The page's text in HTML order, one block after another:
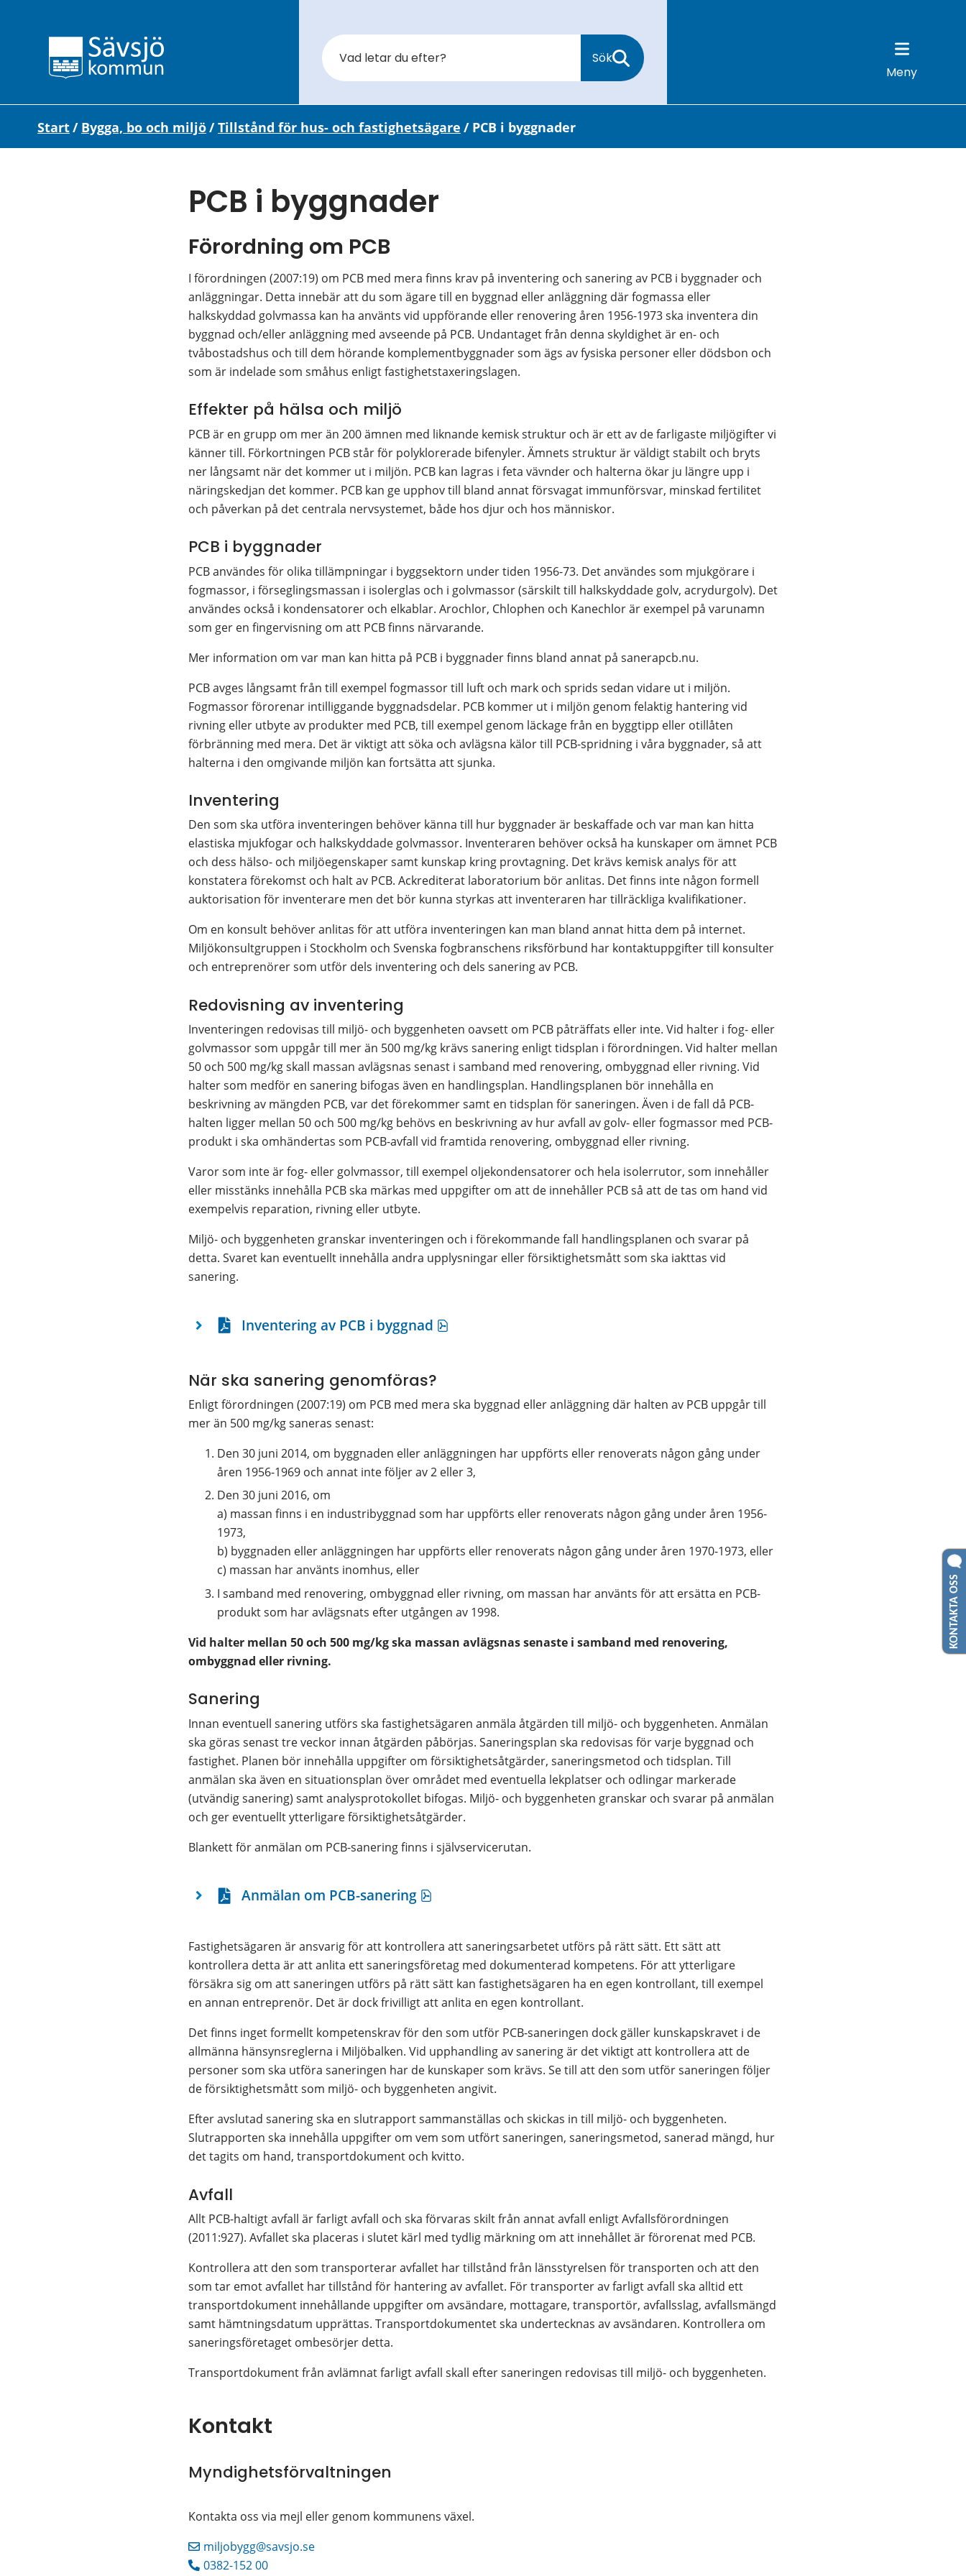
Sök
Meny
Start/ Bygga, bo och miljö/Tillstånd för hus- och fastighetsägare / PCB i byggnader
PCB i byggnader
Förordning om PCB
I förordningen (2007:19) om PCB med mera finns krav på inventering och sanering av PCB i byggnader och
anläggningar. Detta innebär att du som ägare till en byggnad eller anläggning där fogmassa eller
halkskyddad golvmassa kan ha använts vid uppförande eller renovering åren 1956-1973 ska inventera din
byggnad och/eller anläggning med avseende på PCB. Undantaget från denna skyldighet är en- och
tvåbostadshus och till dem hörande komplementbyggnader som ägs av fysiska personer eller dödsbon och
som är indelade som småhus enligt fastighetstaxeringslagen.
Effekter på hälsa och miljö
PCB är en grupp om mer än 200 ämnen med liknande kemisk struktur och är ett av de farligaste miljögifter vi
känner till. Förkortningen PCB står för polyklorerade bifenyler. Ämnets struktur är väldigt stabilt och bryts
ner långsamt när det kommer ut i miljön. PCB kan lagras i feta vävnder och halterna ökar ju längre upp i
näringskedjan det kommer. PCB kan ge upphov till bland annat försvagat immunförsvar, minskad fertilitet
och påverkan på det centrala nervsystemet, både hos djur och hos människor.
PCB i byggnader
PCB användes för olika tillämpningar i byggsektorn under tiden 1956-73. Det användes som mjukgörare i
fogmassor, i förseglingsmassan i isolerglas och i golvmassor (särskilt till halkskyddade golv, acrydurgolv). Det
användes också i kondensatorer och elkablar. Arochlor, Chlophen och Kanechlor är exempel på varunamn
som ger en fingervisning om att PCB finns närvarande.
Mer information om var man kan hitta på PCB i byggnader finns bland annat på sanerapcb.nu.
PCB avges långsamt från till exempel fogmassor till luft och mark och sprids sedan vidare ut i miljön.
Fogmassor förorenar intilliggande byggnadsdelar. PCB kommer ut i miljön genom felaktig hantering vid
rivning eller utbyte av produkter med PCB, till exempel genom läckage från en byggtipp eller otillåten
förbränning med mera. Det är viktigt att söka och avlägsna kälor till PCB-spridning i våra byggnader, så att
halterna i den omgivande miljön kan fortsätta att sjunka.
Inventering
Den som ska utföra inventeringen behöver känna till hur byggnader är beskaffade och var man kan hitta
elastiska mjukfogar och halkskyddade golvmassor. Inventeraren behöver också ha kunskaper om ämnet PCB
och dess hälso- och miljöegenskaper samt kunskap kring provtagning. Det krävs kemisk analys för att
konstatera förekomst och halt av PCB. Ackrediterat laboratorium bör anlitas. Det finns inte någon formell
auktorisation för inventerare men det bör kunna styrkas att inventeraren har tillräckliga kvalifikationer.
Om en konsult behöver anlitas för att utföra inventeringen kan man bland annat hitta dem på internet.
Miljökonsultgruppen i Stockholm och Svenska fogbranschens riksförbund har kontaktuppgifter till konsulter
och entreprenörer som utför dels inventering och dels sanering av PCB.
Redovisning av inventering
Inventeringen redovisas till miljö- och byggenheten oavsett om PCB påträffats eller inte. Vid halter i fog- eller
golvmassor som uppgår till mer än 500 mg/kg krävs sanering enligt tidsplan i förordningen. Vid halter mellan
50 och 500 mg/kg skall massan avlägsnas senast i samband med renovering, ombyggnad eller rivning. Vid
halter som medför en sanering bifogas även en handlingsplan. Handlingsplanen bör innehålla en
beskrivning av mängden PCB, var det förekommer samt en tidsplan för saneringen. Även i de fall då PCB-
halten ligger mellan 50 och 500 mg/kg behövs en beskrivning av hur avfall av golv- eller fogmassor med PCB-
produkt i ska omhändertas som PCB-avfall vid framtida renovering, ombyggnad eller rivning.
Varor som inte är fog- eller golvmassor, till exempel oljekondensatorer och hela isolerrutor, som innehåller
eller misstänks innehålla PCB ska märkas med uppgifter om att de innehåller PCB så att de tas om hand vid
exempelvis reparation, rivning eller utbyte.
Miljö- och byggenheten granskar inventeringen och i förekommande fall handlingsplanen och svarar på
detta. Svaret kan eventuellt innehålla andra upplysningar eller försiktighetsmått som ska iakttas vid
sanering.
Inventering av PCB i byggnad
När ska sanering genomföras?
Enligt förordningen (2007:19) om PCB med mera ska byggnad eller anläggning där halten av PCB uppgår till
mer än 500 mg/kg saneras senast:
Den 30 juni 2014, om byggnaden eller anläggningen har uppförts eller renoverats någon gång under
åren 1956-1969 och annat inte följer av 2 eller 3,
Den 30 juni 2016, om
a) massan finns i en industribyggnad som har uppförts eller renoverats någon gång under åren 1956-
1973,
b) byggnaden eller anläggningen har uppförts eller renoverats någon gång under åren 1970-1973, eller
c) massan har använts inomhus, eller
I samband med renovering, ombyggnad eller rivning, om massan har använts för att ersätta en PCB-
produkt som har avlägsnats efter utgången av 1998.
Vid halter mellan 50 och 500 mg/kg ska massan avlägsnas senaste i samband med renovering,
ombyggnad eller rivning.
Sanering
Innan eventuell sanering utförs ska fastighetsägaren anmäla åtgärden till miljö- och byggenheten. Anmälan
ska göras senast tre veckor innan åtgärden påbörjas. Saneringsplan ska redovisas för varje byggnad och
fastighet. Planen bör innehålla uppgifter om försiktighetsåtgärder, saneringsmetod och tidsplan. Till
anmälan ska även en situationsplan över området med eventuella lekplatser och odlingar markerade
(utvändig sanering) samt analysprotokollet bifogas. Miljö- och byggenheten granskar och svarar på anmälan
och ger eventuellt ytterligare försiktighetsåtgärder.
Blankett för anmälan om PCB-sanering finns i självservicerutan.
Anmälan om PCB-sanering
Fastighetsägaren är ansvarig för att kontrollera att saneringsarbetet utförs på rätt sätt. Ett sätt att
kontrollera detta är att anlita ett saneringsföretag med dokumenterad kompetens. För att ytterligare
försäkra sig om att saneringen utförs på rätt sätt kan fastighetsägaren ha en egen kontrollant, till exempel
en annan entreprenör. Det är dock frivilligt att anlita en egen kontrollant.
Det finns inget formellt kompetenskrav för den som utför PCB-saneringen dock gäller kunskapskravet i de
allmänna hänsynsreglerna i Miljöbalken. Vid upphandling av sanering är det viktigt att kontrollera att de
personer som ska utföra saneringen har de kunskaper som krävs. Se till att den som utför saneringen följer
de försiktighetsmått som miljö- och byggenheten angivit.
Efter avslutad sanering ska en slutrapport sammanställas och skickas in till miljö- och byggenheten.
Slutrapporten ska innehålla uppgifter om vem som utfört saneringen, saneringsmetod, sanerad mängd, hur
det tagits om hand, transportdokument och kvitto.
Avfall
Allt PCB-haltigt avfall är farligt avfall och ska förvaras skilt från annat avfall enligt Avfallsförordningen
(2011:927). Avfallet ska placeras i slutet kärl med tydlig märkning om att innehållet är förorenat med PCB.
Kontrollera att den som transporterar avfallet har tillstånd från länsstyrelsen för transporten och att den
som tar emot avfallet har tillstånd för hantering av avfallet. För transporter av farligt avfall ska alltid ett
transportdokument innehållande uppgifter om avsändare, mottagare, transportör, avfallsslag, avfallsmängd
samt hämtningsdatum upprättas. Transportdokumentet ska undertecknas av avsändaren. Kontrollera om
saneringsföretaget ombesörjer detta.
Transportdokument från avlämnat farligt avfall skall efter saneringen redovisas till miljö- och byggenheten.
Kontakt
Myndighetsförvaltningen
Kontakta oss via mejl eller genom kommunens växel.
miljobygg@savsjo.se
0382-152 00
KONTAKTA OSS